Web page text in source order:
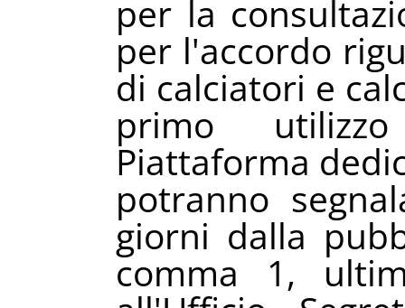
per la
per l'accordo
di calciatori e
primo
Piattaforma
potranno
giorni dalla
comma 1,